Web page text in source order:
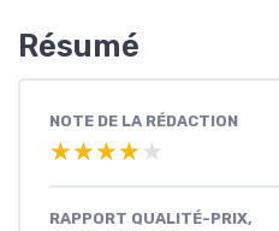
Résumé
NOTE DE LA RÉDACTION
★★★★★
★★★★★
RAPPORT QUALITÉ-PRIX,